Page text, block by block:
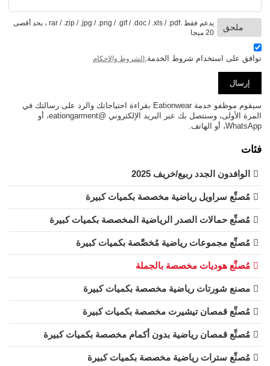
يدعم فقط .rar / .zip / .jpg / .png / .gif / .doc / .xls / .pdf ، بحد أقصى
20 ميجا
ملحق
توافق على استخدام شروط الخدمة, الشروط والاحكام
إرسال
سيقوم موظفو خدمة Eationwear بقراءة احتياجاتك والرد على رسالتك في
المرة الأولى، وسنتصل بك عبر البريد الإلكتروني @eationgarment، أو
WhatsApp، أو الهاتف.
فئات
الوافدون الجدد ربيع/خريف 2025
مُصنِّع سراويل رياضية مخصصة بكميات كبيرة
مُصنِّع حمالات الصدر الرياضية المخصصة بكميات كبيرة
مُصنِّع مجموعات رياضية مُخصَّصة بكميات كبيرة
مُصنِّع هوديات مخصصة بالجملة
مصنع شورتات رياضية مخصصة بكميات كبيرة
مُصنِّع قمصان تيشيرت مخصصة بكميات كبيرة
مُصنِّع قمصان رياضية بدون أكمام مخصصة بكميات كبيرة
مُصنِّع سترات رياضية مخصصة بكميات كبيرة